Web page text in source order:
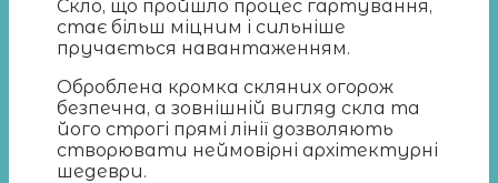
Скло, що пройшло процес гартування,
стає більш міцним і сильніше
пручається навантаженням.
Оброблена кромка скляних огорож
безпечна, а зовнішній вигляд скла та
його строгі прямі лінії дозволяють
створювати неймовірні архітектурні
шедеври.